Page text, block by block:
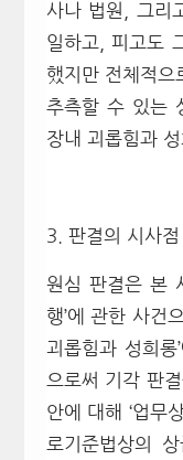
사나 법원, 그리
일하고, 피고도
했지만 전체적
추측할 수 있는
장내 괴롭힘과
3. 판결의 시사점
원심 판결은 본
행’에 관한 사건
괴롭힘과 성희
으로써 기각 판
안에 대해 ‘업무
로기준법상의